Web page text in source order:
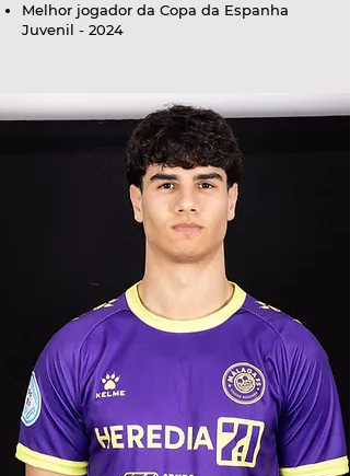
Melhor jogador da Copa da Espanha
Juvenil - 2024